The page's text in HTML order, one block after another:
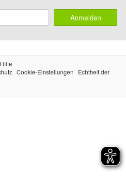
Anmelden
Hilfe
Cookie-Einstellungen
Echtheit der